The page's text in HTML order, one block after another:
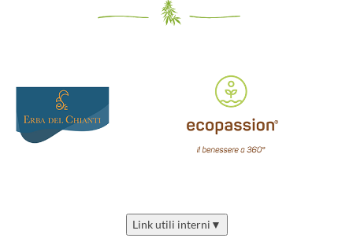
Link utili interni ▼